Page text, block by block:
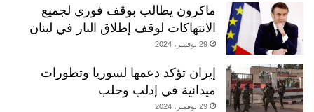
ماكرون يطالب بوقف فوري لجميع
الانتهاكات لوقف إطلاق النار في لبنان
29 نوفمبر، 2024
إيران تؤكد دعمها لسوريا وتطورات
ميدانية في إدلب وحلب
29 نوفمبر، 2024